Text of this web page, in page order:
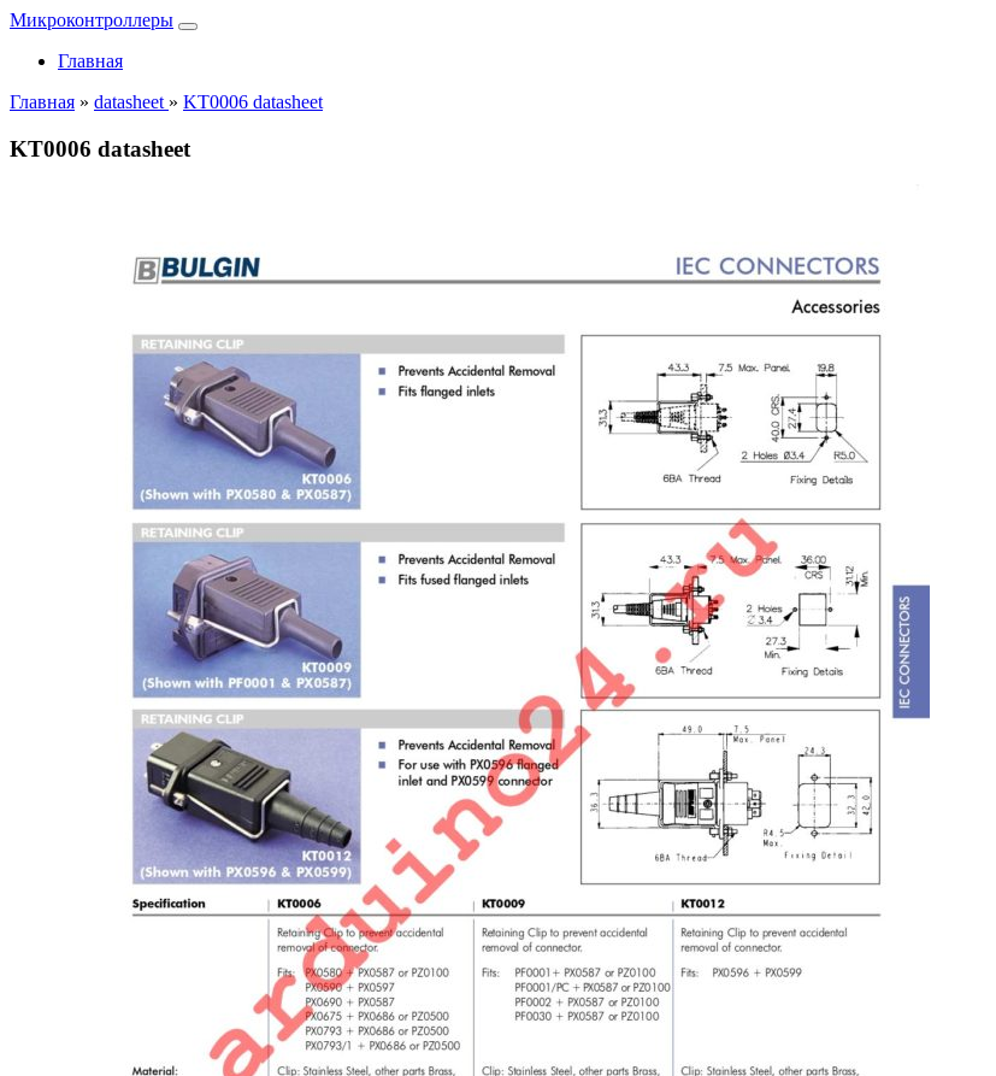
Микроконтроллеры
Главная
Главная » datasheet » KT0006 datasheet
KT0006 datasheet